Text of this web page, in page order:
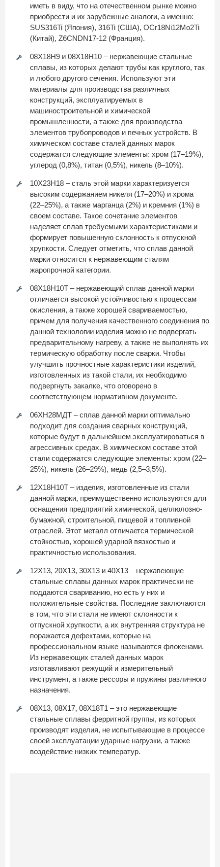
иметь в виду, что на отечественном рынке можно
приобрести и их зарубежные аналоги, а именно:
SUS316Ti (Япония), 316Ti (США), OCr18Ni12Mo2Ti
(Китай), Z6CNDN17-12 (Франция).
08Х18Н9 и 08Х18Н10 – нержавеющие стальные
сплавы, из которых делают трубы как круглого, так
и любого другого сечения. Используют эти
материалы для производства различных
конструкций, эксплуатируемых в
машиностроительной и химической
промышленности, а также для производства
элементов трубопроводов и печных устройств. В
химическом составе сталей данных марок
содержатся следующие элементы: хром (17–19%),
углерод (0,8%), титан (0,5%), никель (8–10%).
10Х23Н18 – сталь этой марки характеризуется
высоким содержанием никеля (17–20%) и хрома
(22–25%), а также марганца (2%) и кремния (1%) в
своем составе. Такое сочетание элементов
наделяет сплав требуемыми характеристиками и
формирует повышенную склонность к отпускной
хрупкости. Следует отметить, что сплав данной
марки относится к нержавеющим сталям
жаропрочной категории.
08Х18Н10Т – нержавеющий сплав данной марки
отличается высокой устойчивостью к процессам
окисления, а также хорошей свариваемостью,
причем для получения качественного соединения по
данной технологии изделия можно не подвергать
предварительному нагреву, а также не выполнять их
термическую обработку после сварки. Чтобы
улучшить прочностные характеристики изделий,
изготовленных из такой стали, их необходимо
подвергнуть закалке, что оговорено в
соответствующем нормативном документе.
06ХН28МДТ – сплав данной марки оптимально
подходит для создания сварных конструкций,
которые будут в дальнейшем эксплуатироваться в
агрессивных средах. В химическом составе этой
стали содержатся следующие элементы: хром (22–
25%), никель (26–29%), медь (2,5–3,5%).
12Х18Н10Т – изделия, изготовленные из стали
данной марки, преимущественно используются для
оснащения предприятий химической, целлюлозно-
бумажной, строительной, пищевой и топливной
отраслей. Этот металл отличается термической
стойкостью, хорошей ударной вязкостью и
практичностью использования.
12Х13, 20Х13, 30Х13 и 40Х13 – нержавеющие
стальные сплавы данных марок практически не
поддаются свариванию, но есть у них и
положительные свойства. Последние заключаются
в том, что эти стали не имеют склонности к
отпускной хрупкости, а их внутренняя структура не
поражается дефектами, которые на
профессиональном языке называются флокенами.
Из нержавеющих сталей данных марок
изготавливают режущий и измерительный
инструмент, а также рессоры и пружины различного
назначения.
08Х13, 08Х17, 08Х18Т1 – это нержавеющие
стальные сплавы ферритной группы, из которых
производят изделия, не испытывающие в процессе
своей эксплуатации ударные нагрузки, а также
воздействие низких температур.